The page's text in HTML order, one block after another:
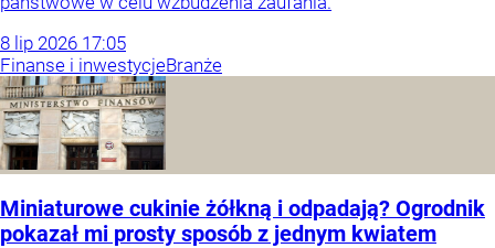
8 lip 2026 17:05
Finanse i inwestycjeBranże
Miniaturowe cukinie żółkną i odpadają? Ogrodnik
pokazał mi prosty sposób z jednym kwiatem